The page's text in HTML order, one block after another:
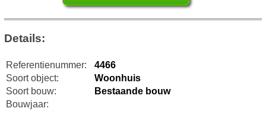
Details:
Referentienummer:
4466
Soort object:
Woonhuis
Soort bouw:
Bestaande bouw
Bouwjaar: